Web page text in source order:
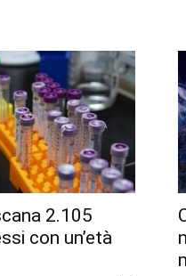
2.105
con un’età